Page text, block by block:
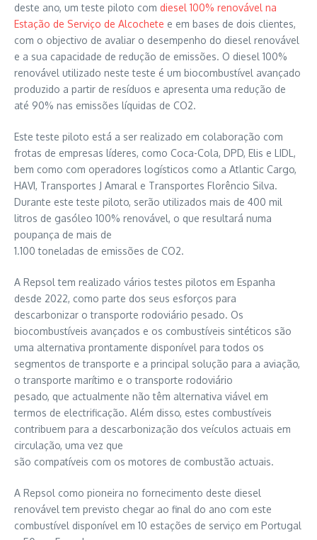
deste ano, um teste piloto com diesel 100% renovável na
Estação de Serviço de Alcochete e em bases de dois clientes,
com o objectivo de avaliar o desempenho do diesel renovável
e a sua capacidade de redução de emissões. O diesel 100%
renovável utilizado neste teste é um biocombustível avançado
produzido a partir de resíduos e apresenta uma redução de
até 90% nas emissões líquidas de CO2.
Este teste piloto está a ser realizado em colaboração com
frotas de empresas líderes, como Coca-Cola, DPD, Elis e LIDL,
bem como com operadores logísticos como a Atlantic Cargo,
HAVI, Transportes J Amaral e Transportes Florêncio Silva.
Durante este teste piloto, serão utilizados mais de 400 mil
litros de gasóleo 100% renovável, o que resultará numa
poupança de mais de
1.100 toneladas de emissões de CO2.
A Repsol tem realizado vários testes pilotos em Espanha
desde 2022, como parte dos seus esforços para
descarbonizar o transporte rodoviário pesado. Os
biocombustíveis avançados e os combustíveis sintéticos são
uma alternativa prontamente disponível para todos os
segmentos de transporte e a principal solução para a aviação,
o transporte marítimo e o transporte rodoviário
pesado, que actualmente não têm alternativa viável em
termos de electrificação. Além disso, estes combustíveis
contribuem para a descarbonização dos veículos actuais em
circulação, uma vez que
são compatíveis com os motores de combustão actuais.
A Repsol como pioneira no fornecimento deste diesel
renovável tem previsto chegar ao final do ano com este
combustível disponível em 10 estações de serviço em Portugal